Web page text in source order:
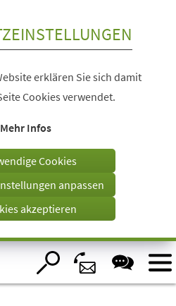
erklären Sie sich damit
Cookies verwendet.
Mehr Infos
Cookies
anpassen
akzeptieren